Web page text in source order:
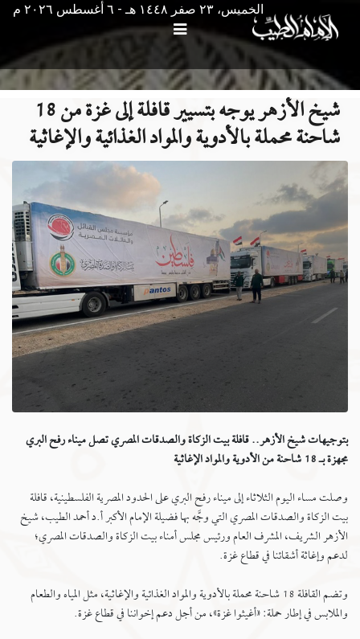
الخميس، ٢٣ صفر ١٤٤٨ هـ - ٦ أغسطس ۲۰۲٦ م
شيخ الأزهر يوجه بتسيير قافلة إلى غزة من 18
شاحنة محملة بالأدوية والمواد الغذائية والإغاثية
بتوجيهات شيخ الأزهر.. قافلة بيت الزكاة والصدقات المصري تصل ميناء رفح البري
مجهزة بـ 18 شاحنة من الأدوية والمواد الإغاثية
وصلت مساء اليوم الثلاثاء إلى ميناء رفح البري على الحدود المصرية الفلسطينية، قافلة
بيت الزكاة والصدقات المصري التي وجَّه بها فضيلة الإمام الأكبر أ.د أحمد الطيب، شيخ
الأزهر الشريف، المشرف العام ورئيس مجلس أمناء بيت الزكاة والصدقات المصري؛
لدعم وإغاثة أشقائنا في قطاع غزة.
وتضم القافلة 18 شاحنة محملة بالأدوية والمواد الغذائية والإغاثية، مثل المياه والطعام
والملابس في إطار حملة: «أغيثوا غزة»، من أجل دعم إخواننا في قطاع غزة.